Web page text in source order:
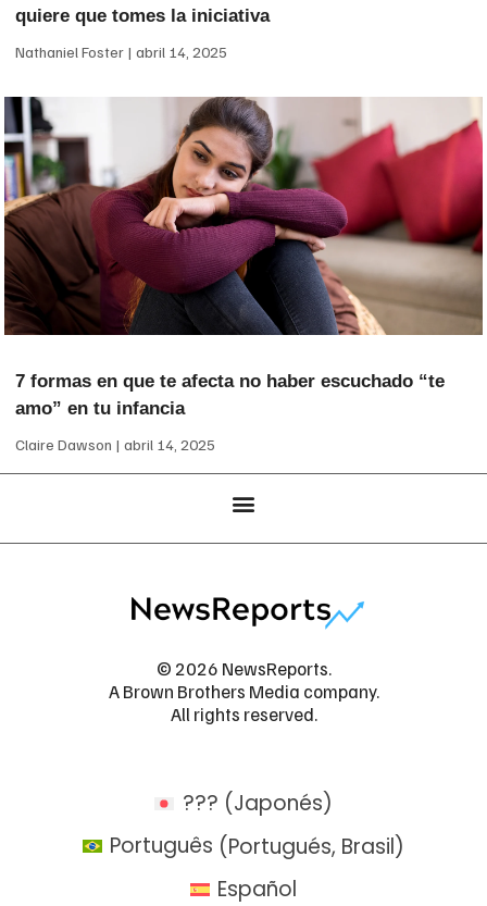
quiere que tomes la iniciativa
Nathaniel Foster abril 14, 2025
7 formas en que te afecta no haber escuchado “te
amo” en tu infancia
Claire Dawson abril 14, 2025
© 2026 NewsReports.
A Brown Brothers Media company.
All rights reserved.
??? (Japonés)
Português (Portugués, Brasil)
Español